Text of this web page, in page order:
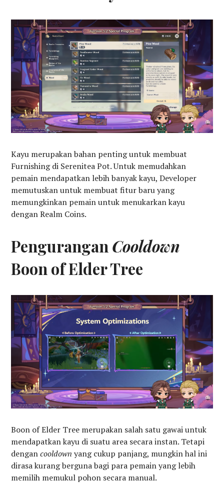
Kayu merupakan bahan penting untuk membuat
Furnishing di Serenitea Pot. Untuk memudahkan
pemain mendapatkan lebih banyak kayu, Developer
memutuskan untuk membuat fitur baru yang
memungkinkan pemain untuk menukarkan kayu
dengan Realm Coins.
Pengurangan Cooldown
Boon of Elder Tree
Boon of Elder Tree merupakan salah satu gawai untuk
mendapatkan kayu di suatu area secara instan. Tetapi
dengancooldownyang cukup panjang, mungkin hal ini
dirasa kurang berguna bagi para pemain yang lebih
memilih memukul pohon secara manual.